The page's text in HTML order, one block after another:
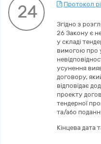
24 Протокол
Згідно з
26 Закону є
у складі
вимогою про
усунення
договору,
відповідає
проекту
тендерної
та/або
Кінцева дата